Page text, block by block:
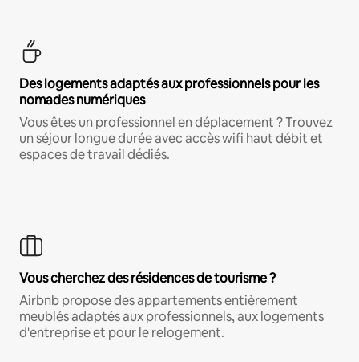
Des logements adaptés aux professionnels pour les
nomades numériques
Vous êtes un professionnel en déplacement ? Trouvez
un séjour longue durée avec accès wifi haut débit et
espaces de travail dédiés.
Vous cherchez des résidences de tourisme ?
Airbnb propose des appartements entièrement
meublés adaptés aux professionnels, aux logements
d'entreprise et pour le relogement.